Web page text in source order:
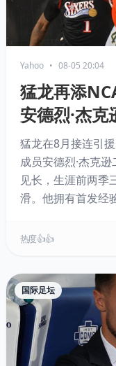
Yahoo • 08-05 20:04
猛龙再添
安德烈·杰克
猛龙在8月接连引
成员安德烈·杰克
见长，生涯前两季
滑。他拥有首发经
光表现和板凳深度。
热度 👍👍
国际足坛